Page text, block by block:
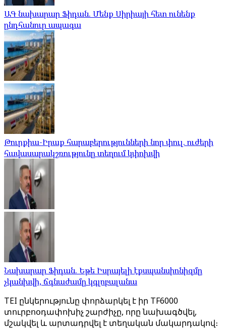
ԱԳ նախարար Ֆիդան. Մենք Սիրիայի հետ ունենք
ընդհանուր ապագա
Թուրքիա-Իրաք հարաբերությունների նոր փուլ. ուժերի
հավասարակշռությունը տեղում կփոխվի
Նախարար Ֆիդան. Եթե Իսրայելի էքսպանսիոնիզմը
չկանխվի, ճգնաժամը կգլոբալանա
TEI ընկերությունը փորձարկել է իր TF6000
տուրբոօդափոխիչ շարժիչը, որը նախագծվել,
մշակվել և արտադրվել է տեղական մակարդակով։